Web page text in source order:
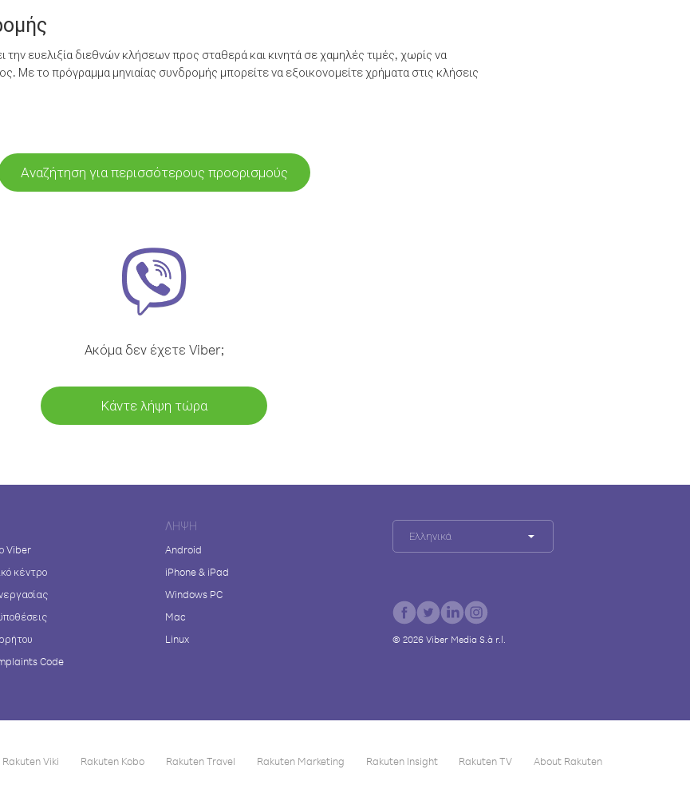
ευελιξία διεθνών κλήσεων προς σταθερά και κινητά σε χαμηλές τιμές, χωρίς να
Με το πρόγραμμα μηνιαίας συνδρομής μπορείτε να εξοικονομείτε χρήματα στις κλήσεις
Αναζήτηση για περισσότερους προορισμούς
Ακόμα δεν έχετε Viber;
Κάντε λήψη τώρα
Viber
κέντρο
Code
ΛΉΨΗ
Android
iPhone & iPad
Windows PC
Mac
Linux
Ελληνικά
© 2026 Viber Media S.à r.l.
Rakuten Viki Rakuten Kobo Rakuten Travel Rakuten Marketing Rakuten Insight Rakuten TV About Rakuten